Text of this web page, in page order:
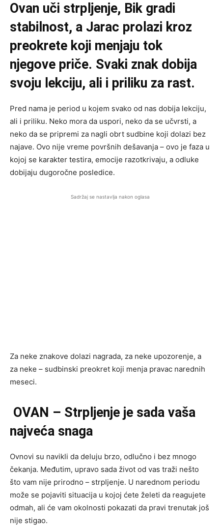
Ovan uči strpljenje, Bik gradi
stabilnost, a Jarac prolazi kroz
preokrete koji menjaju tok
njegove priče. Svaki znak dobija
svoju lekciju, ali i priliku za rast.
Pred nama je period u kojem svako od nas dobija lekciju,
ali i priliku. Neko mora da uspori, neko da se učvrsti, a
neko da se pripremi za nagli obrt sudbine koji dolazi bez
najave. Ovo nije vreme površnih dešavanja – ovo je faza u
kojoj se karakter testira, emocije razotkrivaju, a odluke
dobijaju dugoročne posledice.
Sadržaj se nastavlja nakon oglasa
Za neke znakove dolazi nagrada, za neke upozorenje, a
za neke – sudbinski preokret koji menja pravac narednih
meseci.
OVAN – Strpljenje je sada vaša
najveća snaga
Ovnovi su navikli da deluju brzo, odlučno i bez mnogo
čekanja. Međutim, upravo sada život od vas traži nešto
što vam nije prirodno – strpljenje. U narednom periodu
može se pojaviti situacija u kojoj ćete želeti da reagujete
odmah, ali će vam okolnosti pokazati da pravi trenutak još
nije stigao.